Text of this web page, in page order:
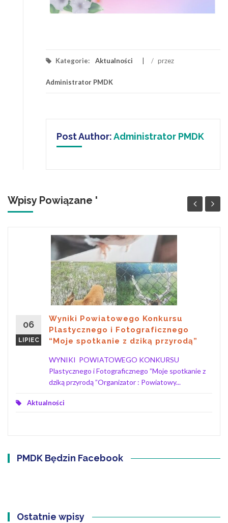
Kategorie: Aktualności / przez
Administrator PMDK
Post Author:Administrator PMDK
Wpisy Powiązane '
06
LIPIEC
Wyniki Powiatowego Konkursu
Plastycznego i Fotograficznego
“Moje spotkanie z dziką przyrodą”
WYNIKI POWIATOWEGO KONKURSU
Plastycznego i Fotograficznego ”Moje spotkanie z
dziką przyrodą ”Organizator : Powiatowy...
Aktualności
PMDK Będzin Facebook
Ostatnie wpisy